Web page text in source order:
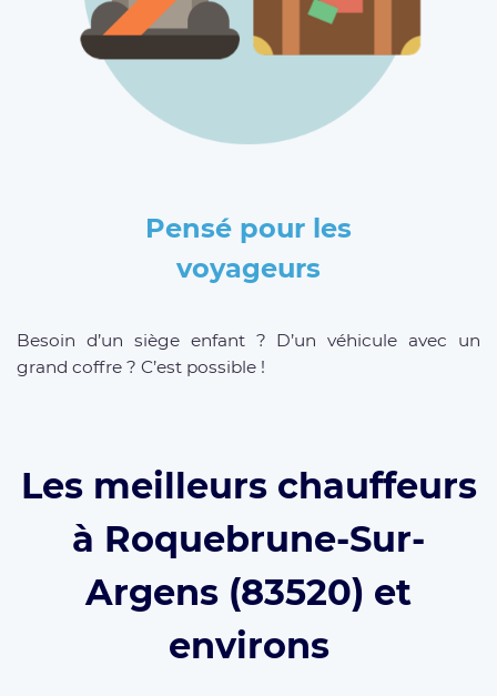
Pensé pour les
voyageurs
Besoin d’un siège enfant ? D’un véhicule avec un
grand coffre ? C’est possible !
Les meilleurs chauffeurs
à Roquebrune-Sur-
Argens (83520) et
environs